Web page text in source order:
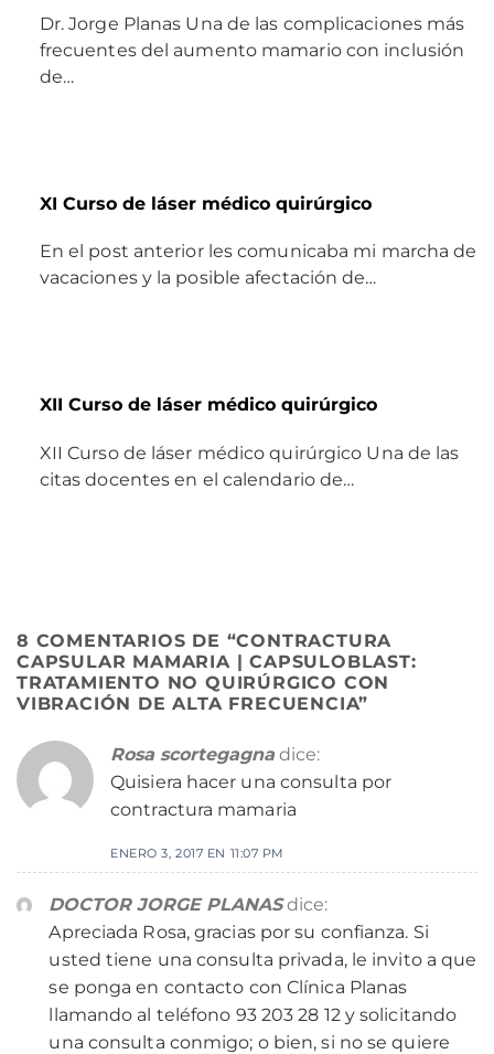
Dr. Jorge Planas Una de las complicaciones más
frecuentes del aumento mamario con inclusión
de…
XI Curso de láser médico quirúrgico
En el post anterior les comunicaba mi marcha de
vacaciones y la posible afectación de…
XII Curso de láser médico quirúrgico
XII Curso de láser médico quirúrgico Una de las
citas docentes en el calendario de…
8 COMENTARIOS DE “CONTRACTURA
CAPSULAR MAMARIA | CAPSULOBLAST:
TRATAMIENTO NO QUIRÚRGICO CON
VIBRACIÓN DE ALTA FRECUENCIA”
Rosa scortegagna dice:
Quisiera hacer una consulta por
contractura mamaria
ENERO 3, 2017 EN 11:07 PM
DOCTOR JORGE PLANAS dice:
Apreciada Rosa, gracias por su confianza. Si
usted tiene una consulta privada, le invito a que
se ponga en contacto con Clínica Planas
llamando al teléfono 93 203 28 12 y solicitando
una consulta conmigo; o bien, si no se quiere